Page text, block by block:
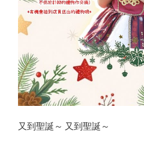
又到聖誕～ 又到聖誕～